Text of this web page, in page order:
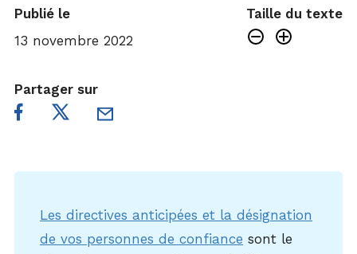
Publié le
13 novembre 2022
Taille du texte
Partager sur
Les directives anticipées et la désignation
de vos personnes de confiance sont le